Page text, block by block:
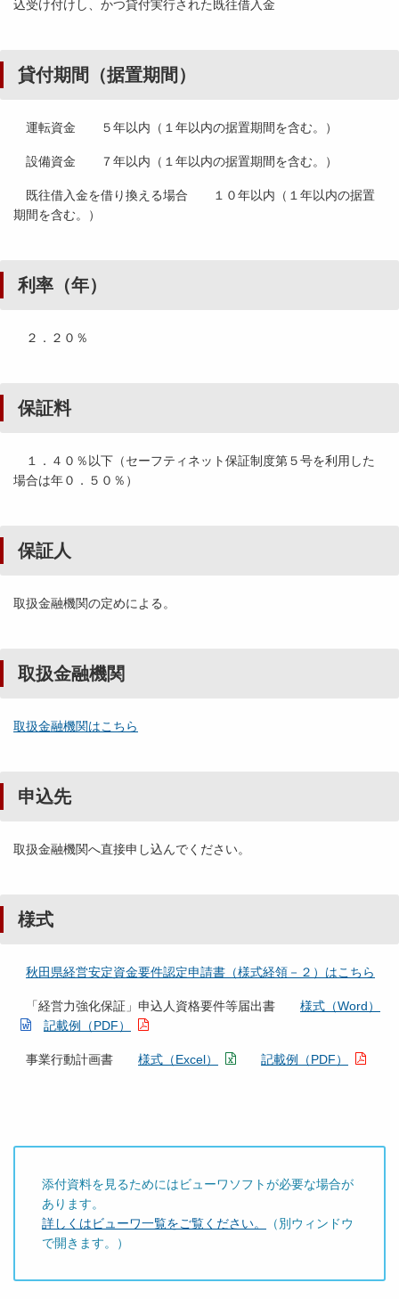
込受け付けし、かつ貸付実行された既往借入金
貸付期間（据置期間）
運転資金 ５年以内（１年以内の据置期間を含む。）
設備資金 ７年以内（１年以内の据置期間を含む。）
既往借入金を借り換える場合 １０年以内（１年以内の据置
期間を含む。）
利率（年）
２．２０％
保証料
１．４０％以下（セーフティネット保証制度第５号を利用した
場合は年０．５０％）
保証人
取扱金融機関の定めによる。
取扱金融機関
取扱金融機関はこちら
申込先
取扱金融機関へ直接申し込んでください。
様式
秋田県経営安定資金要件認定申請書（様式経領－２）はこちら
「経営力強化保証」申込人資格要件等届出書 様式（Word）
記載例（PDF）
事業行動計画書 様式（Excel） 記載例（PDF）
添付資料を見るためにはビューワソフトが必要な場合が
あります。
詳しくはビューワ一覧をご覧ください。
（別ウィンドウ
で開きます。）